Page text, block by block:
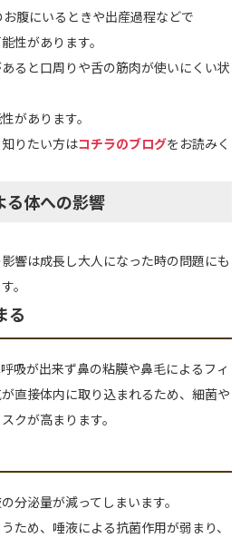
腹にいるときや出産過程などで
性があります。
ると口周りや舌の筋肉が使いにくい状
があります。
りたい方はコチラのブログをお読みく
る体への影響
響は成長し大人になった時の問題にも
。
る
吸が出来ず鼻の粘膜や鼻毛によるフィ
直接体内に取り込まれるため、細菌や
クが高まります。
分泌量が減ってしまいます。
ため、唾液による抗菌作用が弱まり、